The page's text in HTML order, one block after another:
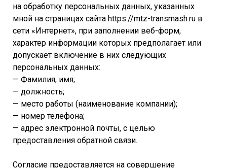
на обработку персональных данных, указанных
мной на страницах сайта https://mtz-transmash.ru в
сети «Интернет», при заполнении веб-форм,
характер информации которых предполагает или
допускает включение в них следующих
персональных данных:
— Фамилия, имя;
— должность;
— место работы (наименование компании);
— номер телефона;
— адрес электронной почты, с целью
предоставления обратной связи.
Согласие предоставляется на совершение